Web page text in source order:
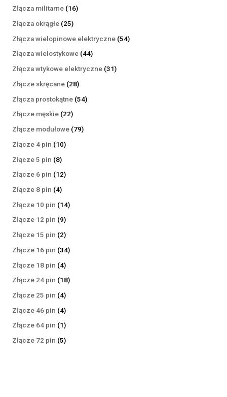
produktów
Złącza militarne 1616
Złącza okrągłe 2525
produktów
Złącza wielopinowe elektryczne 5454
Złącza wielostykowe 4444
produkty
Złącza wtykowe elektryczne 3131
Złącze skręcane 2828
produktów
Złącza prostokątne 5454
Złącze męskie 2222
produkty
Złącze modułowe 7979
Złącze 4 pin 1010
Złącze 5 pin 88
produktów
Złącze 6 pin 1212
Złącze 8 pin 44
produkty
Złącze 10 pin 1414
Złącze 12 pin 99
produktów
Złącze 15 pin 22
produkty
Złącze 16 pin 3434
Złącze 18 pin 44
produkty
Złącze 24 pin 1818
Złącze 25 pin 44
produkty
Złącze 46 pin 44
produkty
Złącze 64 pin 11
produkt
Złącze 72 pin 55